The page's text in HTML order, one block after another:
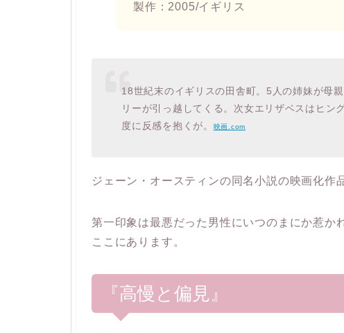
製作：2005/イギリス
18世紀末のイギリスの田舎町。5人の姉妹が母
リーが引っ越してくる。次女エリザベスはヒン
度に反感を抱くが。
映画.com
ジェーン・オースティンの同名小説の映画化作
第一印象は最悪だった男性にいつのまにか惹
ここにあります。
『高慢と偏見』